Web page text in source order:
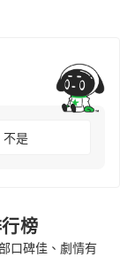
不是
榜
口碑佳、劇情有